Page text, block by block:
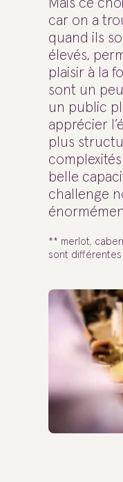
Mais ce
car on a
quand ils
élevés,
plaisir à la
sont un
un public
apprécier
plus
belle
challenge
** merlot,
sont différentes